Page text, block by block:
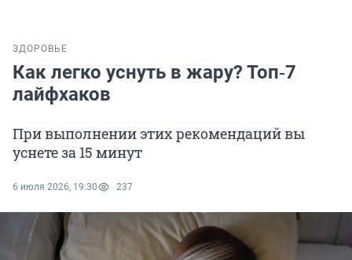
ЗДОРОВЬЕ
Как легко уснуть в жару? Топ‑7
лайфхаков
При выполнении этих рекомендаций вы
уснете за 15 минут
6 июля 2026, 19:30 237